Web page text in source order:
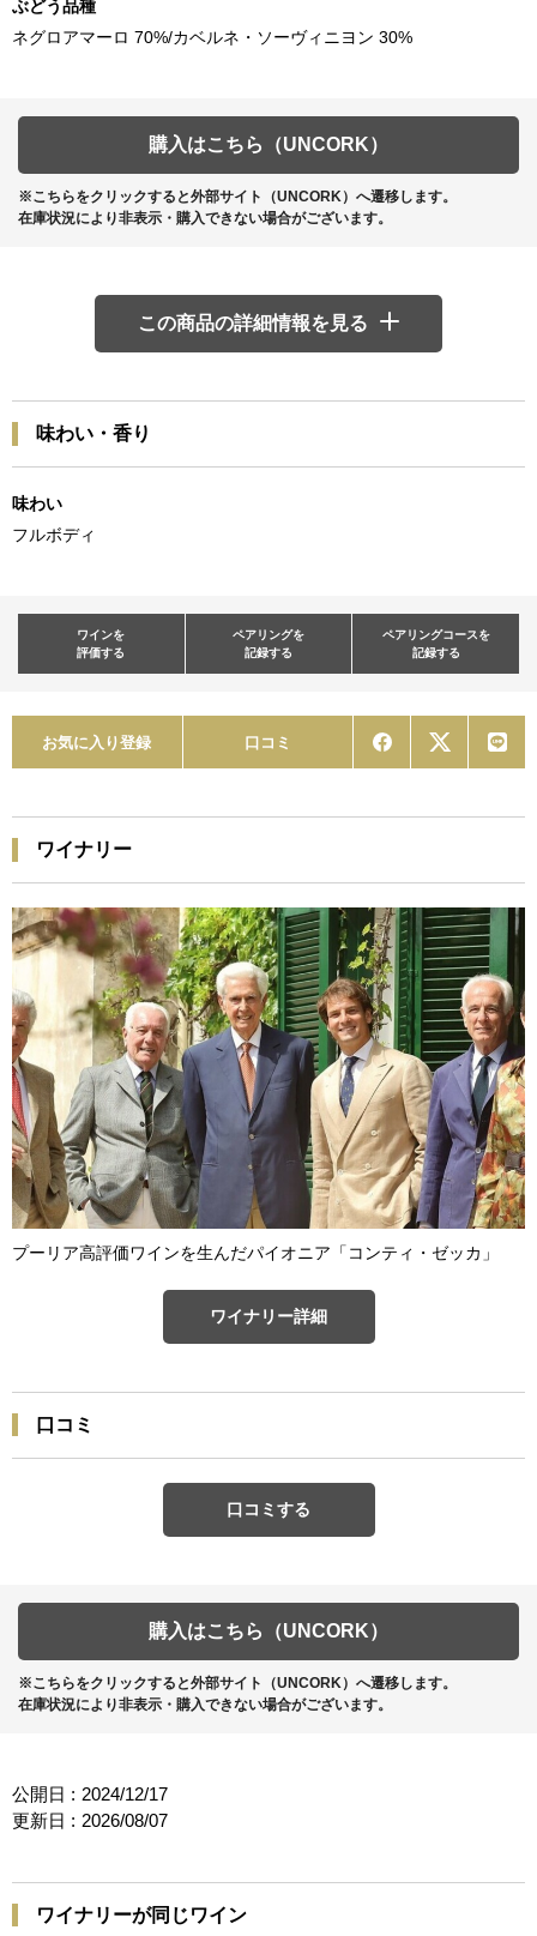
ぶどう品種
ネグロアマーロ 70%/カベルネ・ソーヴィニヨン 30%
購入はこちら（UNCORK）
※こちらをクリックすると外部サイト（UNCORK）へ遷移します。
在庫状況により非表示・購入できない場合がございます。
この商品の詳細情報を見る
味わい・香り
味わい
フルボディ
ワインを
評価する
ペアリングを
記録する
ペアリングコースを
記録する
お気に入り登録 口コミ
ワイナリー
プーリア高評価ワインを生んだパイオニア「コンティ・ゼッカ」
ワイナリー詳細
口コミ
口コミする
購入はこちら（UNCORK）
※こちらをクリックすると外部サイト（UNCORK）へ遷移します。
在庫状況により非表示・購入できない場合がございます。
公開日 : 2024/12/17
更新日 : 2026/08/07
ワイナリーが同じワイン